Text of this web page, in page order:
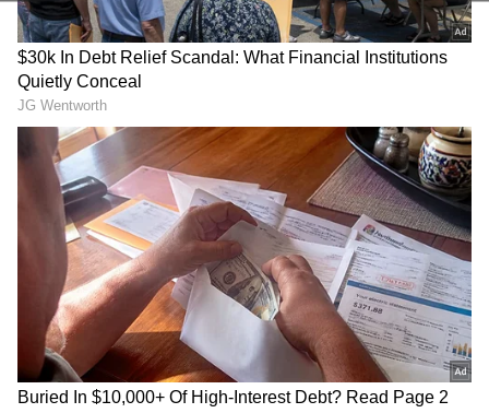
3
6
ఈ ముద్దుగుమ్మ మెగాస్టార్ చిరంజీవికి చెల్లెలిగా ‘భోళా
శంకర్’ మూవీలో కనిపించనుంది. ఈ సినిమా ఆగస్టు 11న
విడుదల కానుంది. ఈ సందర్బంగా కుదిరినప్పుడల్లా
ఇంటర్వ్యూలో ఇస్తోంది. తాజాగా మాట్లాడుతూ తన ఫ్రెండ్స్
గురించి ఇంట్రెస్టింగ్ కామెంట్స్ చేసింది.